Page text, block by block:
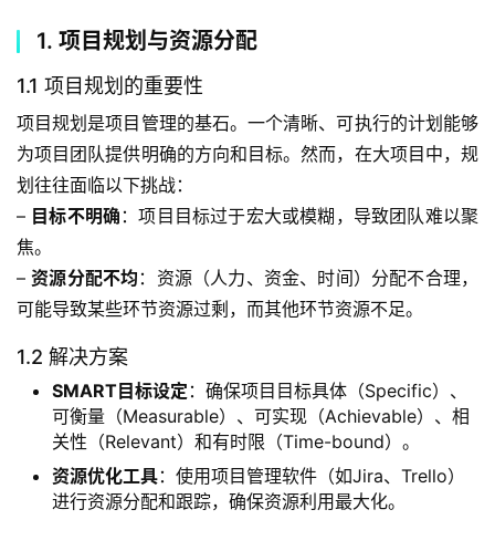
1. 项目规划与资源分配
1.1 项目规划的重要性
项目规划是项目管理的基石。一个清晰、可执行的计划能够
为项目团队提供明确的方向和目标。然而，在大项目中，规
划往往面临以下挑战：
– 目标不明确 ：项目目标过于宏大或模糊，导致团队难以聚
焦。
– 资源分配不均 ：资源（人力、资金、时间）分配不合理，
可能导致某些环节资源过剩，而其他环节资源不足。
1.2 解决方案
SMART目标设定 ：确保项目目标具体（Specific）、
可衡量（Measurable）、可实现（Achievable）、相
关性（Relevant）和有时限（Time-bound）。
资源优化工具：使用项目管理软件（如Jira、Trello）
进行资源分配和跟踪，确保资源利用最大化。